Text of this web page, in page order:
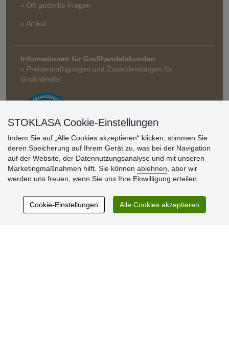
» Oft gestellte Fragen
» Artikel
Informationen für Großhandelskunden
» Preisermäßigungen und Zusatzleistungen für
Großhändler
Kundenbewertung
Sehr schöne Ware zu günstigen Preisen. Sehr
netter Kontakt.
STOKLASA Cookie-Einstellungen
Indem Sie auf „Alle Cookies akzeptieren“ klicken, stimmen Sie
deren Speicherung auf Ihrem Gerät zu, was bei der Navigation
auf der Website, der Datennutzungsanalyse und mit unseren
Marketingmaßnahmen hilft. Sie können ablehnen , aber wir
werden uns freuen, wenn Sie uns Ihre Einwilligung erteilen.
Cookie-Einstellungen Alle Cookies akzeptieren